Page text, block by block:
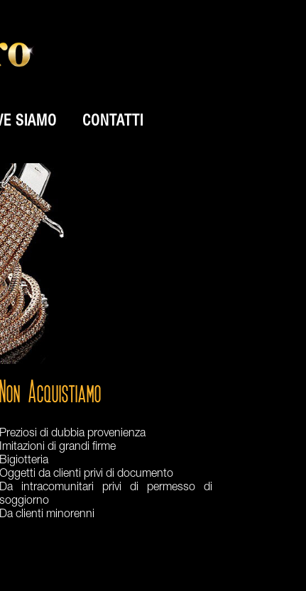
SIAMO CONTATTI
Non Acquistiamo
Preziosi di dubbia provenienza
Imitazioni di grandi firme
Bigiotteria
Oggetti da clienti privi di documento
Da intracomunitari privi di permesso di
soggiorno
Da clienti minorenni